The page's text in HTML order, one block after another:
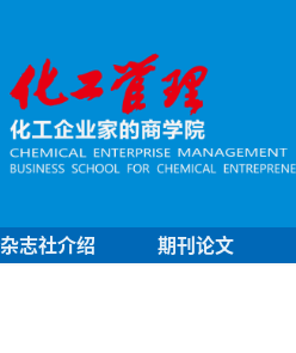
杂志社介绍 期刊论文